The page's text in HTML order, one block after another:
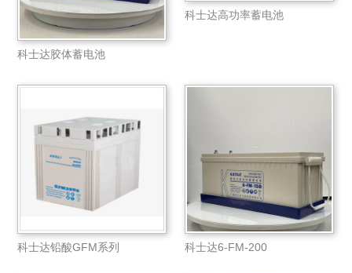
科士达胶体蓄电池
科士达高功率蓄电池
科士达铅酸GFM系列 科士达6-FM-200